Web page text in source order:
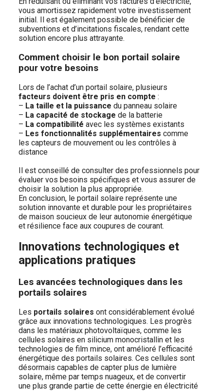
vous amortissez rapidement votre investissement
initial. Il est également possible de bénéficier de
subventions et d’incitations fiscales, rendant cette
solution encore plus attrayante.
Comment choisir le bon portail solaire
pour votre besoins
Lors de l’achat d’un portail solaire, plusieurs
facteurs doivent être pris en compte :
– La taille et la puissance du panneau solaire
– La capacité de stockage de la batterie
– La compatibilité avec les systèmes existants
– Les fonctionnalités supplémentaires comme
les capteurs de mouvement ou les contrôles à
distance
Il est conseillé de consulter des professionnels pour
évaluer vos besoins spécifiques et vous assurer de
choisir la solution la plus appropriée.
En conclusion, le portail solaire représente une
solution innovante et durable pour les propriétaires
de maison soucieux de leur autonomie énergétique
et résilience face aux coupures de courant.
Innovations technologiques et
applications pratiques
Les avancées technologiques dans les
portails solaires
Les portails solaires ont considérablement évolué
grâce aux innovations technologiques. Les progrès
dans les matériaux photovoltaïques, comme les
cellules solaires en silicium monocristallin et les
technologies de film mince, ont amélioré l’efficacité
énergétique des portails solaires. Ces cellules sont
désormais capables de capter plus de lumière
solaire, même par temps nuageux, et de convertir
une plus grande partie de cette énergie en électricité